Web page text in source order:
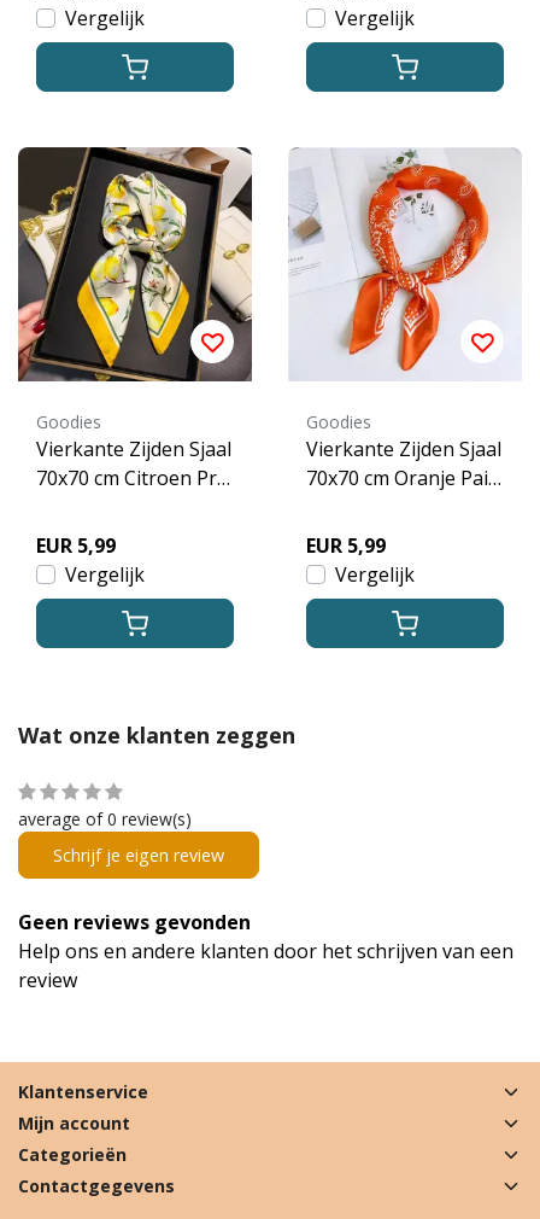
Vergelijk
Vergelijk
Goodies
Vierkante Zijden Sjaal
70x70 cm Citroen Prin
EUR 5,99
Vergelijk
Goodies
Vierkante Zijden Sjaal
70x70 cm Oranje Paisl
EUR 5,99
Vergelijk
Wat onze klanten zeggen
average of 0 review(s)
Schrijf je eigen review
Geen reviews gevonden
Help ons en andere klanten door het schrijven van een
review
Klantenservice
Mijn account
Categorieën
Contactgegevens